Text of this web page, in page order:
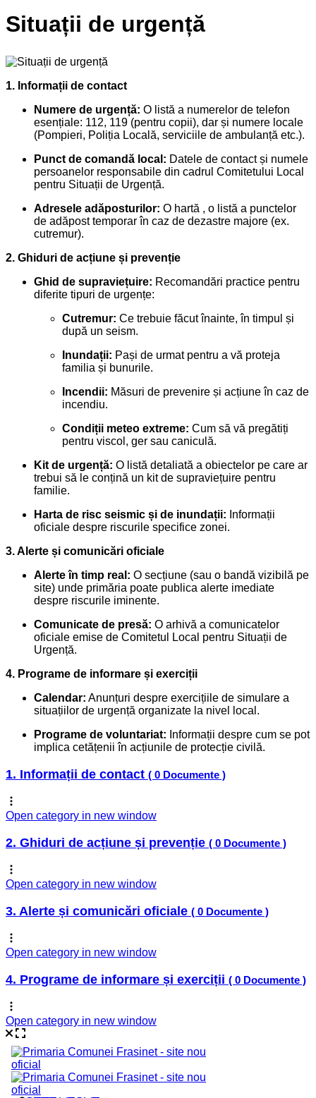
Situații de urgență
1. Informații de contact
Numere de urgență: O listă a numerelor de telefon
esențiale: 112, 119 (pentru copii), dar și numere locale
(Pompieri, Poliția Locală, serviciile de ambulanță etc.).
Punct de comandă local: Datele de contact și numele
persoanelor responsabile din cadrul Comitetului Local
pentru Situații de Urgență.
Adresele adăposturilor: O hartă , o listă a punctelor
de adăpost temporar în caz de dezastre majore (ex.
cutremur).
2. Ghiduri de acțiune și prevenție
Ghid de supraviețuire: Recomandări practice pentru
diferite tipuri de urgențe:
Cutremur: Ce trebuie făcut înainte, în timpul și
după un seism.
Inundații: Pași de urmat pentru a vă proteja
familia și bunurile.
Incendii: Măsuri de prevenire și acțiune în caz de
incendiu.
Condiții meteo extreme: Cum să vă pregătiți
pentru viscol, ger sau caniculă.
Kit de urgență: O listă detaliată a obiectelor pe care ar
trebui să le conțină un kit de supraviețuire pentru
familie.
Harta de risc seismic și de inundații: Informații
oficiale despre riscurile specifice zonei.
3. Alerte și comunicări oficiale
Alerte în timp real: O secțiune (sau o bandă vizibilă pe
site) unde primăria poate publica alerte imediate
despre riscurile iminente.
Comunicate de presă: O arhivă a comunicatelor
oficiale emise de Comitetul Local pentru Situații de
Urgență.
4. Programe de informare și exerciții
Calendar: Anunțuri despre exercițiile de simulare a
situațiilor de urgență organizate la nivel local.
Programe de voluntariat: Informații despre cum se pot
implica cetățenii în acțiunile de protecție civilă.
1. Informații de contact ( 0 Documente )
Open category in new window
2. Ghiduri de acțiune și prevenție ( 0 Documente )
Open category in new window
3. Alerte și comunicări oficiale ( 0 Documente )
Open category in new window
4. Programe de informare și exerciții ( 0 Documente )
Open category in new window